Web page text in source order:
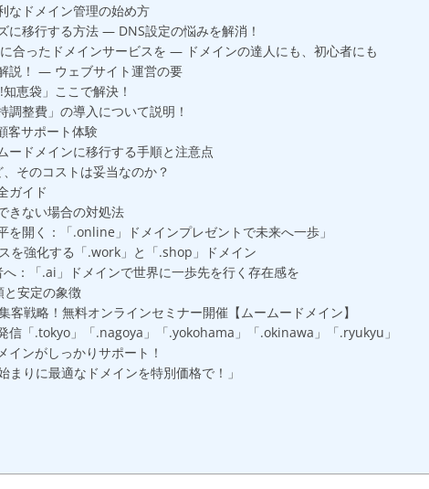
なドメイン管理の始め方
に移行する方法 — DNS設定の悩みを解消！
合ったドメインサービスを — ドメインの達人にも、初心者にも
説！ — ウェブサイト運営の要
恵袋」ここで解決！
調整費」の導入について説明！
客サポート体験
ードメインに移行する手順と注意点
そのコストは妥当なのか？
ガイド
きない場合の対処法
を開く：「.online」ドメインプレゼントで未来へ一歩」
を強化する「.work」と「.shop」ドメイン
：「.ai」ドメインで世界に一歩先を行く存在感を
安定の象徴
客戦略！無料オンラインセミナー開催【ムームードメイン】
信「.tokyo」「.nagoya」「.yokohama」「.okinawa」「.ryukyu」
インがしっかりサポート！
りに最適なドメインを特別価格で！」